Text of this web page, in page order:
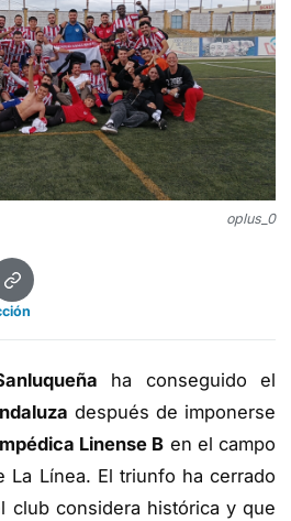
oplus_0
ha conseguido el
después de imponerse
Linense B en el campo
La Línea. El triunfo ha cerrado
club considera histórica y que